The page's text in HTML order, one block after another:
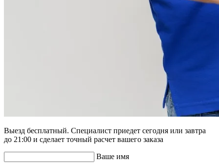
Выезд бесплатный. Специалист приедет сегодня или завтра
до 21:00 и сделает точный расчет вашего заказа
Ваше имя